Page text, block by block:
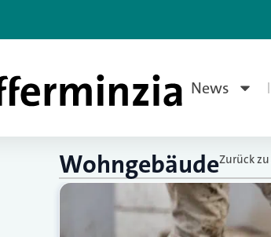
News
WohngebäudeZurück zu